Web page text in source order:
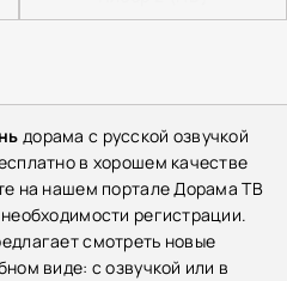
дорама с русской озвучкой
в хорошем качестве
на нашем портале Дорама ТВ
регистрации.
смотреть новые
виде: с озвучкой или в